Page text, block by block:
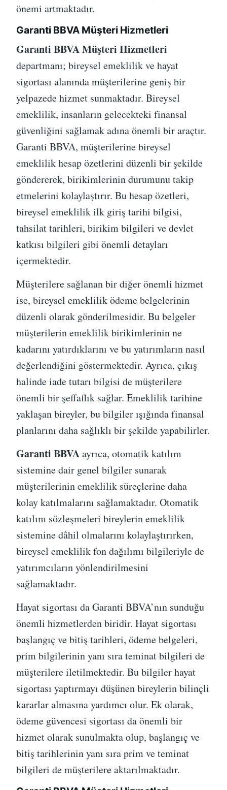
önemi artmaktadır.
Garanti BBVA Müşteri Hizmetleri
Garanti BBVA Müşteri Hizmetleri
departmanı; bireysel emeklilik ve hayat
sigortası alanında müşterilerine geniş bir
yelpazede hizmet sunmaktadır. Bireysel
emeklilik, insanların gelecekteki finansal
güvenliğini sağlamak adına önemli bir araçtır.
Garanti BBVA, müşterilerine bireysel
emeklilik hesap özetlerini düzenli bir şekilde
göndererek, birikimlerinin durumunu takip
etmelerini kolaylaştırır. Bu hesap özetleri,
bireysel emeklilik ilk giriş tarihi bilgisi,
tahsilat tarihleri, birikim bilgileri ve devlet
katkısı bilgileri gibi önemli detayları
içermektedir.
Müşterilere sağlanan bir diğer önemli hizmet
ise, bireysel emeklilik ödeme belgelerinin
düzenli olarak gönderilmesidir. Bu belgeler
müşterilerin emeklilik birikimlerinin ne
kadarını yatırdıklarını ve bu yatırımların nasıl
değerlendiğini göstermektedir. Ayrıca, çıkış
halinde iade tutarı bilgisi de müşterilere
önemli bir şeffaflık sağlar. Emeklilik tarihine
yaklaşan bireyler, bu bilgiler ışığında finansal
planlarını daha sağlıklı bir şekilde yapabilirler.
Garanti BBVAayrıca, otomatik katılım
sistemine dair genel bilgiler sunarak
müşterilerinin emeklilik süreçlerine daha
kolay katılmalarını sağlamaktadır. Otomatik
katılım sözleşmeleri bireylerin emeklilik
sistemine dâhil olmalarını kolaylaştırırken,
bireysel emeklilik fon dağılımı bilgileriyle de
yatırımcıların yönlendirilmesini
sağlamaktadır.
Hayat sigortası da Garanti BBVA’nın sunduğu
önemli hizmetlerden biridir. Hayat sigortası
başlangıç ve bitiş tarihleri, ödeme belgeleri,
prim bilgilerinin yanı sıra teminat bilgileri de
müşterilere iletilmektedir. Bu bilgiler hayat
sigortası yaptırmayı düşünen bireylerin bilinçli
kararlar almasına yardımcı olur. Ek olarak,
ödeme güvencesi sigortası da önemli bir
hizmet olarak sunulmakta olup, başlangıç ve
bitiş tarihlerinin yanı sıra prim ve teminat
bilgileri de müşterilere aktarılmaktadır.